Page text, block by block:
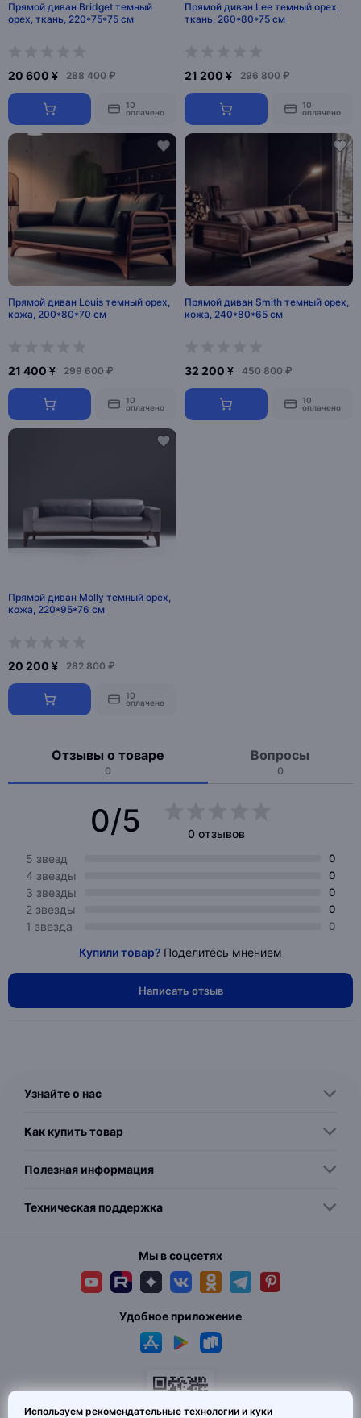
Прямой диван Bridget темный
орех, ткань, 220*75*75 см
20 600 ¥ 288 400 ₽
10
оплачено
Прямой диван Lee темный орех,
ткань, 260*80*75 см
21 200 ¥ 296 800 ₽
10
оплачено
Прямой диван Louis темный орех,
кожа, 200*80*70 см
21 400 ¥ 299 600 ₽
10
оплачено
Прямой диван Smith темный орех,
кожа, 240*80*65 см
32 200 ¥ 450 800 ₽
10
оплачено
Прямой диван Molly темный орех,
кожа, 220*95*76 см
20 200 ¥ 282 800 ₽
10
оплачено
Отзывы о товаре
0
Вопросы
0
0/5
0 отзывов
5 звезд
0
4 звезды 0
3 звезды 0
2 звезды 0
1 звезда 0
Купили товар? Поделитесь мнением
Написать отзыв
Узнайте о нас
Как купить товар
Полезная информация
Техническая поддержка
Мы в соцсетях
Удобное приложение
Используем рекомендательные технологии и куки